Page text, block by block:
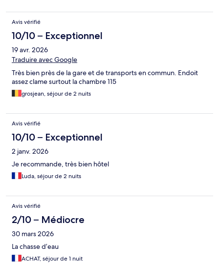
Avis vérifié
10/10 – Exceptionnel
19 avr. 2026
Traduire avec Google
Très bien près de la gare et de transports en commun. Endoit
assez clame surtout la chambre 115
grosjean, séjour de 2 nuits
Avis vérifié
10/10 – Exceptionnel
2 janv. 2026
Je recommande, très bien hôtel
Luda, séjour de 2 nuits
Avis vérifié
2/10 – Médiocre
30 mars 2026
La chasse d’eau
ACHAT, séjour de 1 nuit